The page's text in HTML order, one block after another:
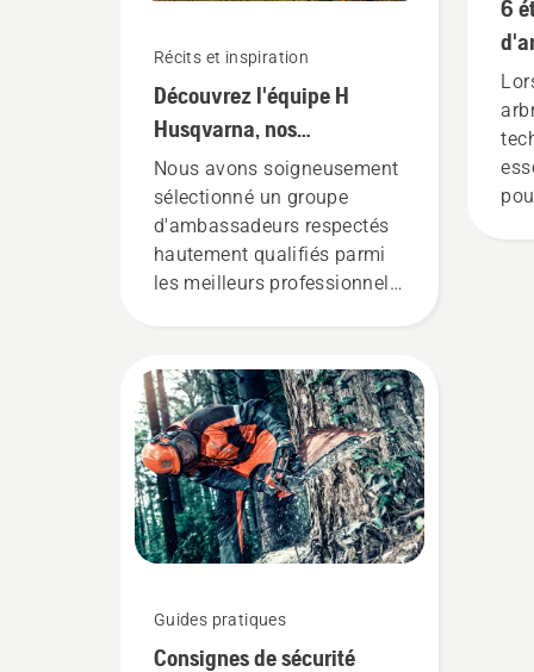
Récits et inspiration
Découvrez l'équipe H
Husqvarna, nos
utilisateurs les plus
exigeants
Nous avons soigneusement
sélectionné un groupe
d'ambassadeurs respectés
hautement qualifiés parmi
les meilleurs professionnels
équipe H, et ce sont nos
utilisateurs les plus
exigeants.
Guides pratiques
Consignes de sécurité
6